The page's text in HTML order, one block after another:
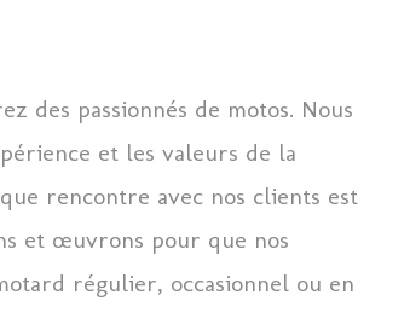
des passionnés de motos. Nous
et les valeurs de la
rencontre avec nos clients est
et œuvrons pour que nos
régulier, occasionnel ou en